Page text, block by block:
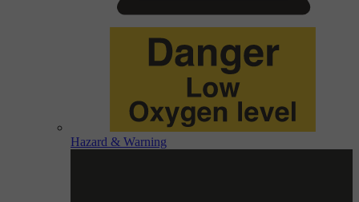
Hazard & Warning